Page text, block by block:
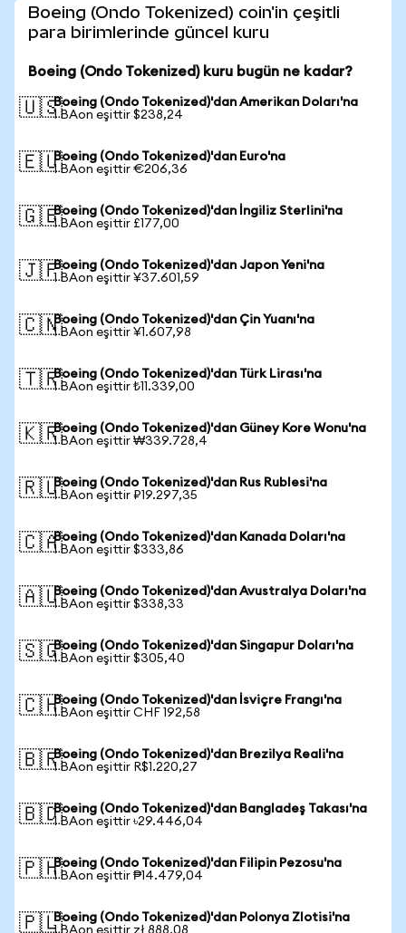
Boeing (Ondo Tokenized) coin'in çeşitli
para birimlerinde güncel kuru
Boeing (Ondo Tokenized) kuru bugün ne kadar?
🇺🇸Boeing (Ondo Tokenized)'dan Amerikan Doları'na
1 BAon eşittir $238,24
🇪🇺Boeing (Ondo Tokenized)'dan Euro'na
1 BAon eşittir €206,36
🇬🇧Boeing (Ondo Tokenized)'dan İngiliz Sterlini'na
1 BAon eşittir £177,00
🇯🇵Boeing (Ondo Tokenized)'dan Japon Yeni'na
1 BAon eşittir ¥37.601,59
🇨🇳Boeing (Ondo Tokenized)'dan Çin Yuanı'na
1 BAon eşittir ¥1.607,98
🇹🇷Boeing (Ondo Tokenized)'dan Türk Lirası'na
1 BAon eşittir ₺11.339,00
🇰🇷Boeing (Ondo Tokenized)'dan Güney Kore Wonu'na
1 BAon eşittir ₩339.728,4
🇷🇺Boeing (Ondo Tokenized)'dan Rus Rublesi'na
1 BAon eşittir ₽19.297,35
🇨🇦Boeing (Ondo Tokenized)'dan Kanada Doları'na
1 BAon eşittir $333,86
🇦🇺Boeing (Ondo Tokenized)'dan Avustralya Doları'na
1 BAon eşittir $338,33
🇸🇬Boeing (Ondo Tokenized)'dan Singapur Doları'na
1 BAon eşittir $305,40
🇨🇭Boeing (Ondo Tokenized)'dan İsviçre Frangı'na
1 BAon eşittir CHF 192,58
🇧🇷Boeing (Ondo Tokenized)'dan Brezilya Reali'na
1 BAon eşittir R$1.220,27
🇧🇩Boeing (Ondo Tokenized)'dan Bangladeş Takası'na
1 BAon eşittir ৳29.446,04
🇵🇭Boeing (Ondo Tokenized)'dan Filipin Pezosu'na
1 BAon eşittir ₱14.479,04
🇵🇱Boeing (Ondo Tokenized)'dan Polonya Zlotisi'na
1 BAon eşittir zł 888,08